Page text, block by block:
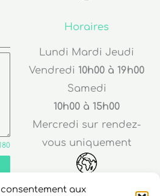
consentement aux
Horaires
Lundi Mardi Jeudi
Vendredi 10h00 à 19h00
Samedi
10h00 à 15h00
Mercredi sur rendez-
vous uniquement